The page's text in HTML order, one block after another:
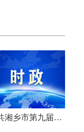
中共湘乡市第九届委员会举行第一次全体会议 选举产生新一届市委常委班子